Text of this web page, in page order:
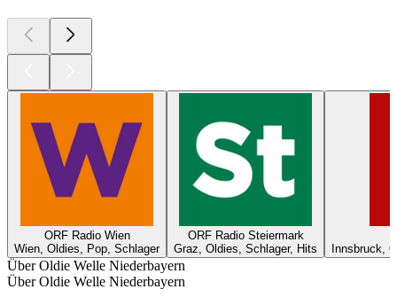
ORF Radio Wien
Wien, Oldies, Pop, Schlager
ORF Radio Steiermark
Graz, Oldies, Schlager, Hits
Innsbruck,
Über Oldie Welle Niederbayern
Über Oldie Welle Niederbayern